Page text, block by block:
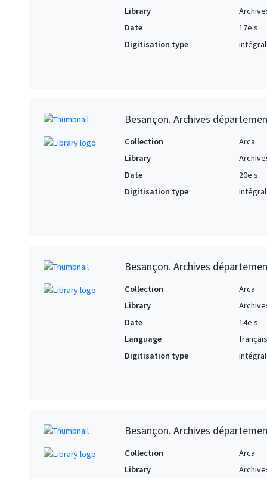
Library
Date
17e s.
Digitisation type
intégral
Besançon. Archives
Collection
Arca
Library
Date
20e s.
Digitisation type
intégral
Besançon. Archives
Collection
Arca
Library
Date
14e s.
Language
Digitisation type
intégral
Besançon. Archives
Collection
Arca
Library